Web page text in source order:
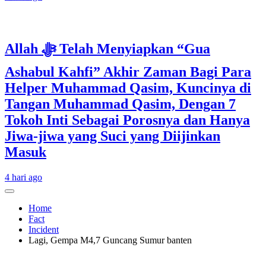
Allah ﷻ Telah Menyiapkan “Gua
Ashabul Kahfi” Akhir Zaman Bagi Para
Helper Muhammad Qasim, Kuncinya di
Tangan Muhammad Qasim, Dengan 7
Tokoh Inti Sebagai Porosnya dan Hanya
Jiwa-jiwa yang Suci yang Diijinkan
Masuk
4 hari ago
Home
Fact
Incident
Lagi, Gempa M4,7 Guncang Sumur banten